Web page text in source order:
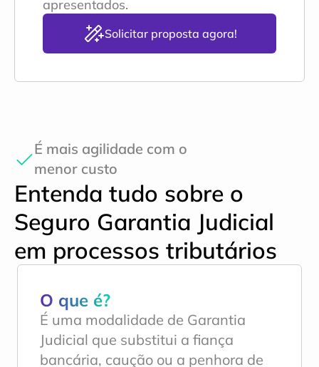
apresentados.
Solicitar proposta agora!
É mais agilidade com o
menor custo
Entenda tudo sobre o
Seguro Garantia Judicial
em processos tributários
O que é?
É uma modalidade de Garantia
Judicial que substitui a fiança
bancária, caução ou a penhora de